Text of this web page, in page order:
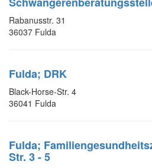
Rabanusstr. 31
36037 Fulda
Fulda; DRK
Black-Horse-Str. 4
36041 Fulda
Fulda;
Str. 3 - 5